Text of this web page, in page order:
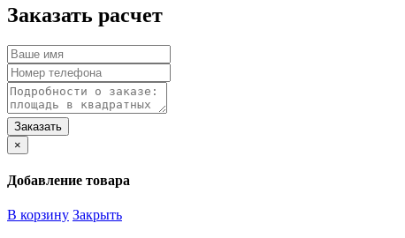
Заказать расчет
×
Добавление товара
В корзину Закрыть